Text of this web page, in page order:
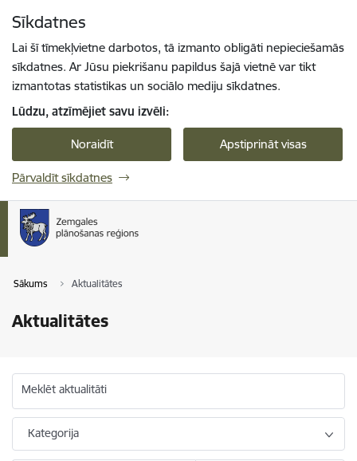
Sīkdatnes
Lai šī tīmekļvietne darbotos, tā izmanto obligāti nepieciešamās
sīkdatnes. Ar Jūsu piekrišanu papildus šajā vietnē var tikt
izmantotas statistikas un sociālo mediju sīkdatnes.
Lūdzu, atzīmējiet savu izvēli:
Noraidīt Apstiprināt visas
Pārvaldīt sīkdatnes
Sākums Aktualitātes
Aktualitātes
Meklēt aktualitāti
Kategorija